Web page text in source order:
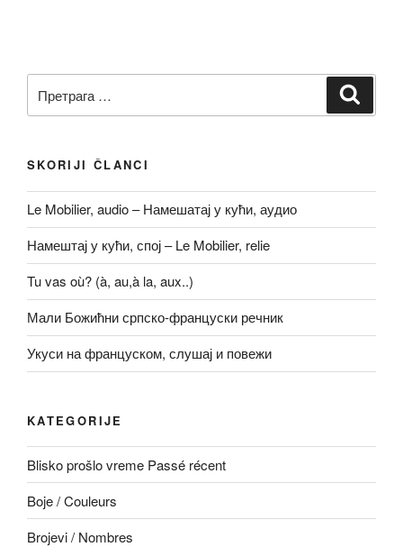
за:
SKORIJI ČLANCI
Le Mobilier, audio – Намешатај у кући, аудио
Намештај у кући, спој – Le Mobilier, relie
Tu vas où? (à, au,à la, aux..)
Мали Божићни српско-француски речник
Укуси на француском, слушај и повежи
KATEGORIJE
Blisko prošlo vreme Passé récent
Boje / Couleurs
Brojevi / Nombres